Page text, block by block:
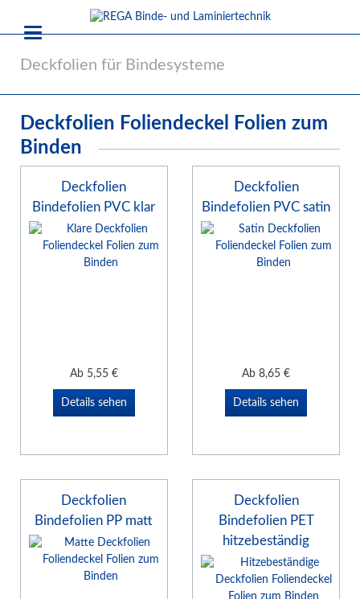
Deckfolien für Bindesysteme
Deckfolien Foliendeckel Folien zum
Binden
Deckfolien
Bindefolien PVC klar
Ab5,55 €
Details sehen
Deckfolien
Bindefolien PVC satin
Ab 8,65€
Details sehen
Deckfolien
Bindefolien PP matt
Deckfolien
Bindefolien PET
hitzebeständig